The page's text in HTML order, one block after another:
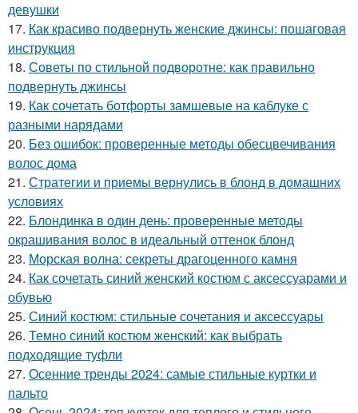
девушки
17. Как красиво подвернуть женские джинсы: пошаговая
инструкция
18. Советы по стильной подворотне: как правильно
подвернуть джинсы
19. Как сочетать ботфорты замшевые на каблуке с
разными нарядами
20. Без ошибок: проверенные методы обесцвечивания
волос дома
21. Стратегии и приемы вернулись в блонд в домашних
условиях
22. Блондинка в один день: проверенные методы
окрашивания волос в идеальный оттенок блонд
23. Морская волна: секреты драгоценного камня
24. Как сочетать синий женский костюм с аксессуарами и
обувью
25. Синий костюм: стильные сочетания и аксессуары
26. Темно синий костюм женский: как выбрать
подходящие туфли
27. Осенние тренды 2024: самые стильные куртки и
пальто